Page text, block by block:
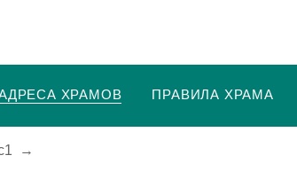
ХРАМОВ ПРАВИЛА ХРАМА
→